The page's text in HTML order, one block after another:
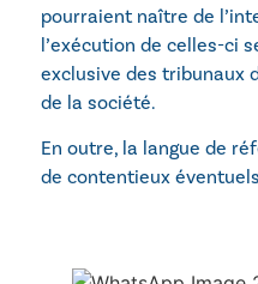
pourraient naître de
l’exécution de celles-ci
exclusive des tribunaux
de la société.
En outre, la langue de
de contentieux